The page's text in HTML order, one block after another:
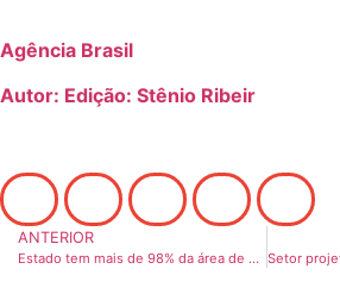
Agência Brasil
Autor: Edição: Stênio Ribeir
ANTERIOR
Estado tem mais de 98% da área de arroz semeada